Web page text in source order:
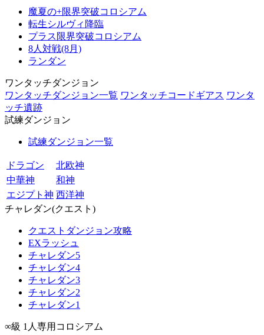
魔夏の+限界突破コロシアム
転生シルヴィ降臨
プラス限界突破コロシアム
8人対戦(8月)
ランダン
ワンタッチダンジョン
ワンタッチダンジョン一覧 ワンタッチコードギアス ワンタ
ッチ遺跡
試練ダンジョン
試練ダンジョン一覧
ドラゴン
北欧神
中華神
和神
エジプト神 西洋神
チャレダン(クエスト)
クエストダンジョン攻略
EXラッシュ
チャレダン5
チャレダン4
チャレダン3
チャレダン2
チャレダン1
∞級 1人専用コロシアム